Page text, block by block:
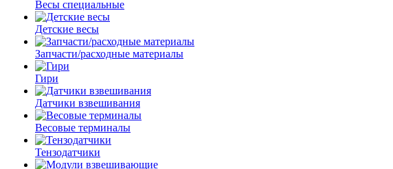
Весы специальные
Детские весы
Запчасти/расходные материалы
Гири
Датчики взвешивания
Весовые терминалы
Тензодатчики